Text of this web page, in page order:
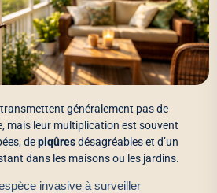
généralement pas de
mais leur multiplication est souvent
depiqûresdésagréables et d’un
dans les maisons ou les jardins.
invasive à surveiller